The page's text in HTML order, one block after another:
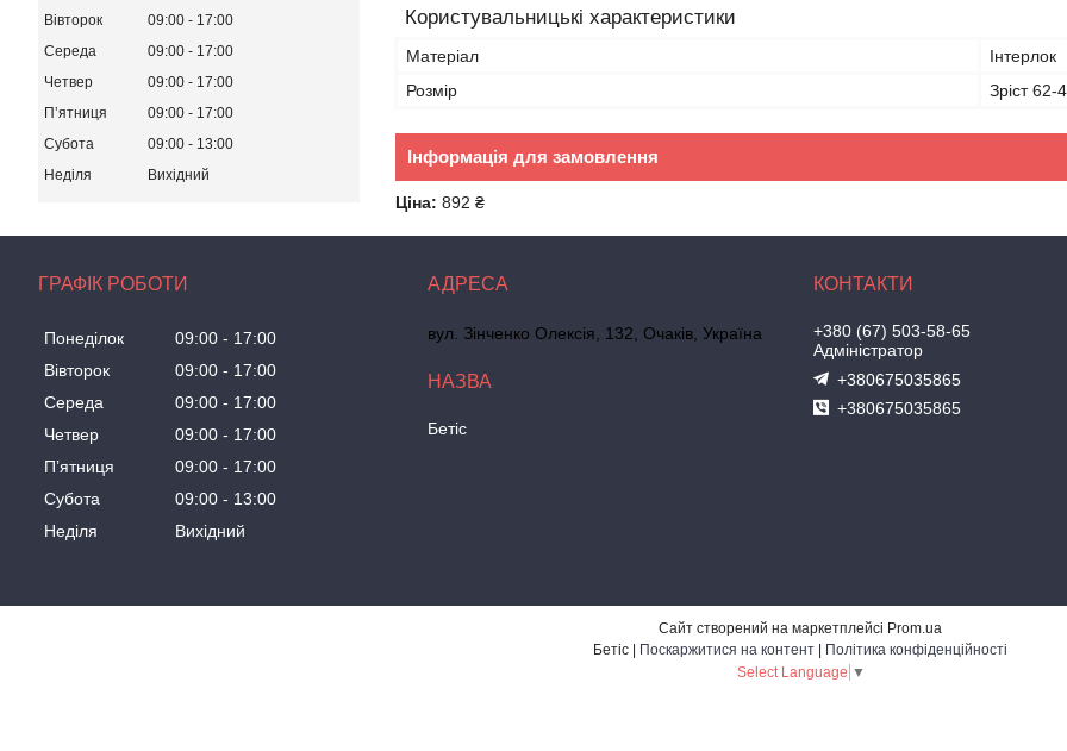
Користувальницькі характеристики
Матеріал
Інтерлок
Розмір
Зріст 62-
Інформація для замовлення
Ціна: 892 ₴
Вівторок
09:00
17:00
Середа
09:00
17:00
Четвер
09:00
17:00
Пʼятниця
09:00
17:00
Субота
09:00
13:00
Неділя
Вихідний
ГРАФІК РОБОТИ
Понеділок 09:00
17:00
Вівторок
09:00
17:00
Середа
09:00
17:00
Четвер
09:00
17:00
Пʼятниця
09:00
17:00
Субота
09:00
13:00
Неділя
Вихідний
вул. Зінченко Олексія, 132, Очаків, Україна
Бетіс
+380 (67) 503-58-65
Адміністратор
+380675035865
+380675035865
Сайт створений на маркетплейсі Prom.ua
Поскаржитися на контент
Політика конфіденційності
Select Language ▼